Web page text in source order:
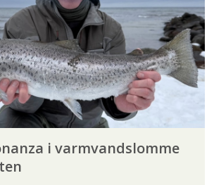
i varmvandslomme